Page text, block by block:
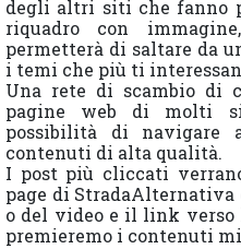
degli altri siti che fanno
riquadro con
permetterà di saltare da
i temi che più ti
Una rete di scambio di
pagine web di molti
possibilità di navigare
contenuti di alta qualità.
I post più cliccati
page di StradaAlternativa
o del video e il link verso
premieremo i contenuti